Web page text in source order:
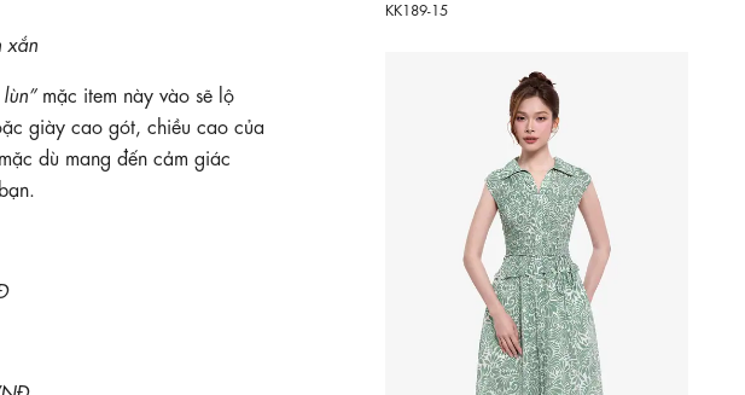
xắn
mặc item này vào sẽ lộ
giày cao gót, chiều cao của
dù mang đến cảm giác
Đầm tơ họa tiết cổ sơ mi dáng xòe dài